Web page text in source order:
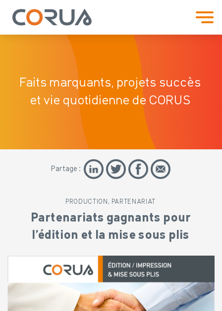
Faits marquants, projets succès
et vie quotidienne de CORUS
Partage :
PRODUCTION, PARTENARIAT
Partenariats gagnants pour
l’édition et la mise sous plis